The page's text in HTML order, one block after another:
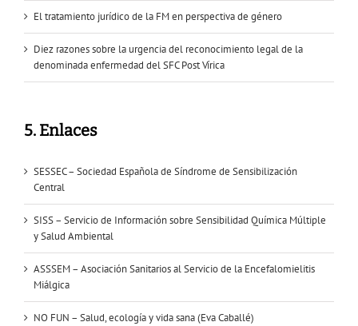
El tratamiento jurídico de la FM en perspectiva de género
Diez razones sobre la urgencia del reconocimiento legal de la
denominada enfermedad del SFC Post Vírica
5. Enlaces
SESSEC – Sociedad Española de Síndrome de Sensibilización
Central
SISS – Servicio de Información sobre Sensibilidad Química Múltiple
y Salud Ambiental
ASSSEM – Asociación Sanitarios al Servicio de la Encefalomielitis
Miálgica
NO FUN – Salud, ecología y vida sana (Eva Caballé)